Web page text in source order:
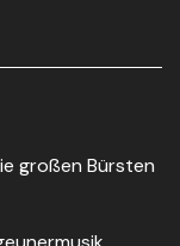
großen Bürsten